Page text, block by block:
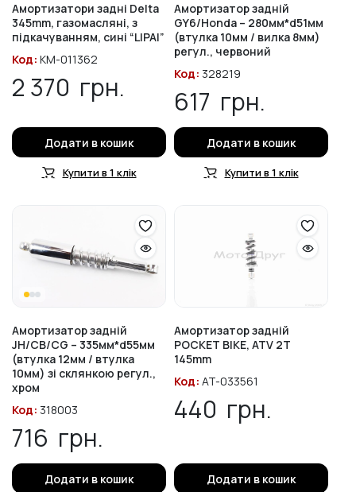
Амортизатори задні Delta
345mm, газомасляні, з
підкачуванням, сині “LIPAI”
Код: KM-011362
2 370 грн.
Додати в кошик
Купити в 1 клік
Амортизатор задній
GY6/Honda – 280мм*d51мм
(втулка 10мм / вилка 8мм)
регул., червоний
Код: 328219
617 грн.
Додати в кошик
Купити в 1 клік
Амортизатор задній
JH/CB/CG – 335мм*d55мм
(втулка 12мм / втулка
10мм) зі склянкою регул.,
хром
Код: 318003
716 грн.
Додати в кошик
Амортизатор задній
POCKET BIKE, ATV 2T
145mm
Код: AT-033561
440 грн.
Додати в кошик